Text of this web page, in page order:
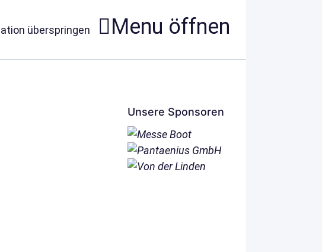
überspringen Menu öffnen
Unsere Sponsoren